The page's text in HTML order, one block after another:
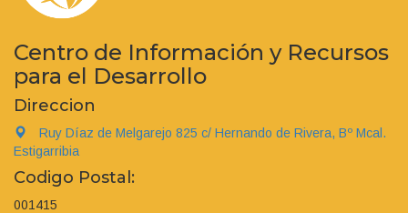
Centro de Información y Recursos
para el Desarrollo
Direccion
Ruy Díaz de Melgarejo 825 c/ Hernando de Rivera, Bº Mcal.
Estigarribia
Codigo Postal:
001415